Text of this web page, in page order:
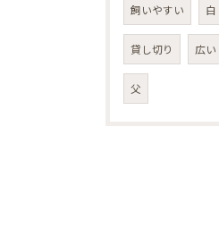
飼いやすい 白
貸し切り 広い
父